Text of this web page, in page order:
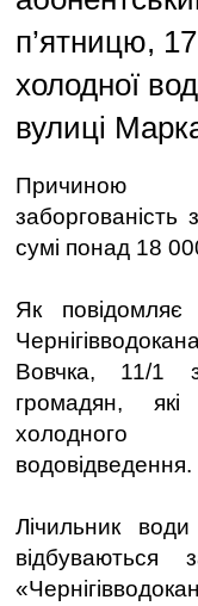
п’ятницю,
холодної
вулиці
Причиною
заборгованість
сумі понад 18
Як повідомляє
Вовчка, 11/1
громадян,
холодного
водовідведення.
Лічильник